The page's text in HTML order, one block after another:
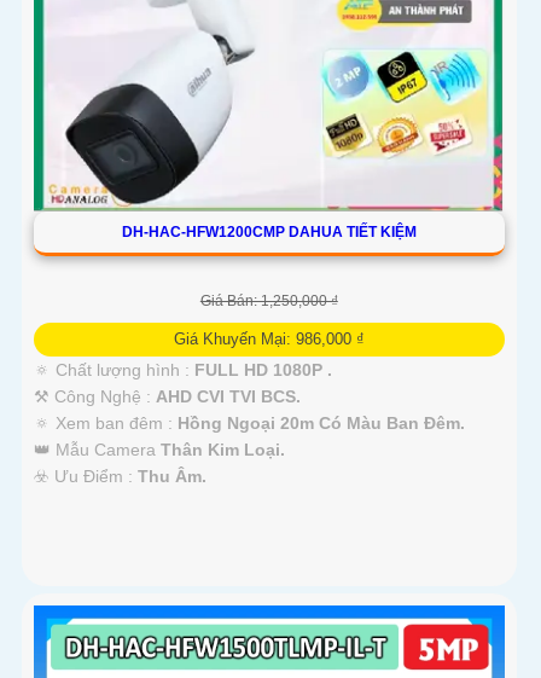
DH-HAC-HFW1200CMP DAHUA TIẾT KIỆM
Giá Bán: 1,250,000 ₫
Giá Khuyến Mại: 986,000 ₫
🔅 Chất lượng hình : FULL HD 1080P .
⚒ Công Nghệ : AHD CVI TVI BCS.
🔅 Xem ban đêm : Hồng Ngoại 20m Có Màu Ban Đêm.
👑 Mẫu Camera Thân Kim Loại.
️☣️ Ưu Điểm : Thu Âm.